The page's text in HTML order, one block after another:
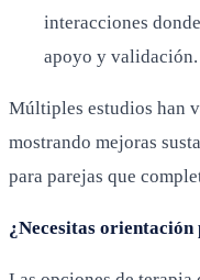
interacciones
apoyo y validación.
Múltiples estudios han
mostrando mejoras
para parejas que
¿Necesitas